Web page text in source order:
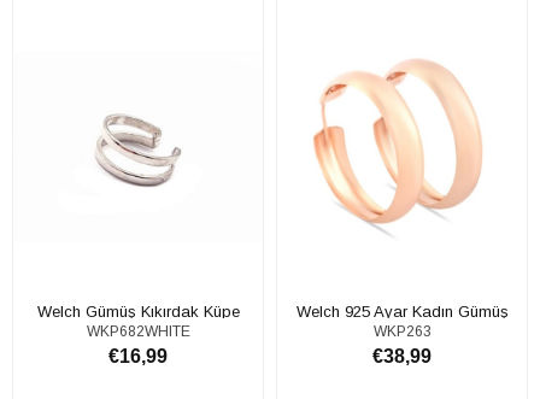
​Welch Gümüş Kıkırdak Küpe
WKP682WHITE
€16,99
Welch 925 Ayar Kadın Gümüş
Küpe
WKP263
€38,99